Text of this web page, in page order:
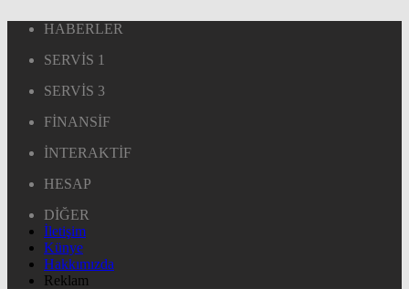
HABERLER
SERVİS 1
SERVİS 3
FİNANSİF
İNTERAKTİF
HESAP
DİĞER
İletişim
Künye
Hakkımızda
Reklam